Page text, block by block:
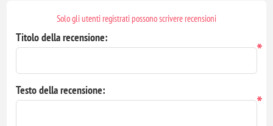
Solo gli utenti registrati possono scrivere recensioni
Titolo della recensione:
*
Testo della recensione:
*